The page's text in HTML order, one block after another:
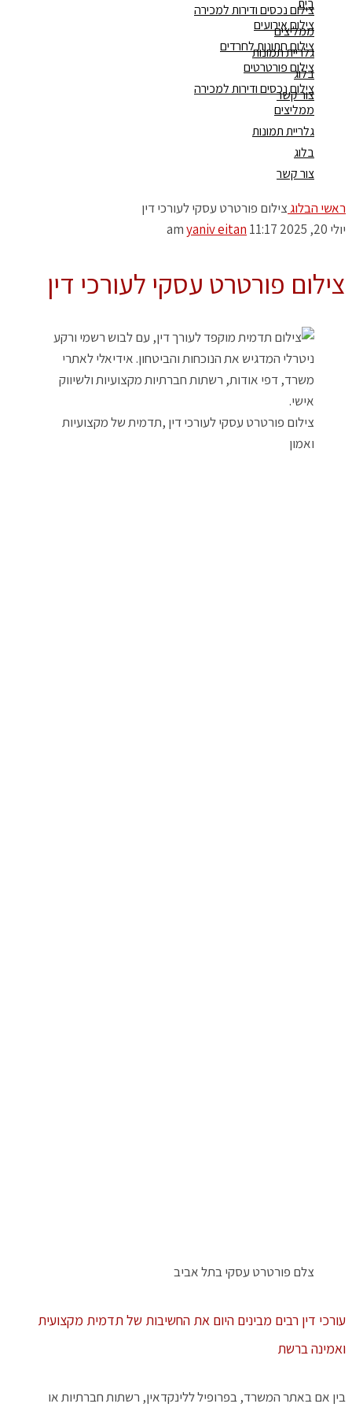
צילום נכסים ודירות למכירה
ממליצים
גלריית תמונות
בלוג
צור קשר
בית
צילום אירועים
צילום חתונות לחרדים
צילום פורטרטים
צילום נכסים ודירות למכירה
ממליצים
גלריית תמונות
בלוג
צור קשר
ראשי הבלוגצילום פורטרט עסקי לעורכי דין
יולי 20, 2025
11:17 am
yaniv eitan
צילום פורטרט עסקי לעורכי דין
צילום פורטרט עסקי לעורכי דין ,תדמית של מקצועיות
ואמון
צלם פורטרט עסקי בתל אביב
עורכי דין רבים מבינים היום את החשיבות של תדמית מקצועית
ואמינה ברשת
בין אם באתר המשרד, בפרופיל ללינקדאין, רשתות חברתיות או